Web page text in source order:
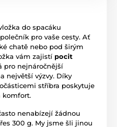
do spacáku
pro vaše cesty. Ať
chatě nebo pod širým
vám zajistí pocit
pro nejnáročnější
největší výzvy. Díky
stříbra poskytuje
komfort.
nenabízejí žádnou
300 g. My jsme šli jinou